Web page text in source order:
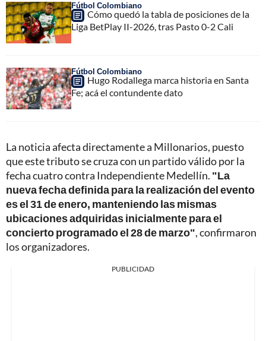
Fútbol Colombiano
Cómo quedó la tabla de posiciones de la
Liga BetPlay II-2026, tras Pasto 0-2 Cali
Fútbol Colombiano
Hugo Rodallega marca historia en Santa
Fe; acá el contundente dato
La noticia afecta directamente a Millonarios, puesto
que este tributo se cruza con un partido válido por la
fecha cuatro contra Independiente Medellín. "La
nueva fecha definida para la realización del evento
es el 31 de enero, manteniendo las mismas
ubicaciones adquiridas inicialmente para el
concierto programado el 28 de marzo", confirmaron
los organizadores.
PUBLICIDAD